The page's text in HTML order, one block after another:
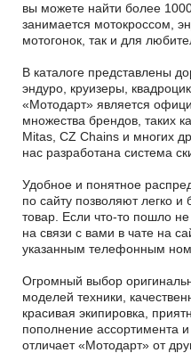
вы можете найти более
занимается мотокроссом,
мотогонок, так и для
В каталоге представлены
эндуро, круизеры,
«Мотодарт» является
множества брендов, таких
Mitas, CZ Chains и многих
нас разработана система
Удобное и понятное
по сайту позволяют легко
товар. Если что-то пошло
на связи с вами в чате на
указанным телефонным
Огромный выбор
моделей техники,
красивая экипировка,
пополнение ассортимента и
отличает «Мотодарт» от